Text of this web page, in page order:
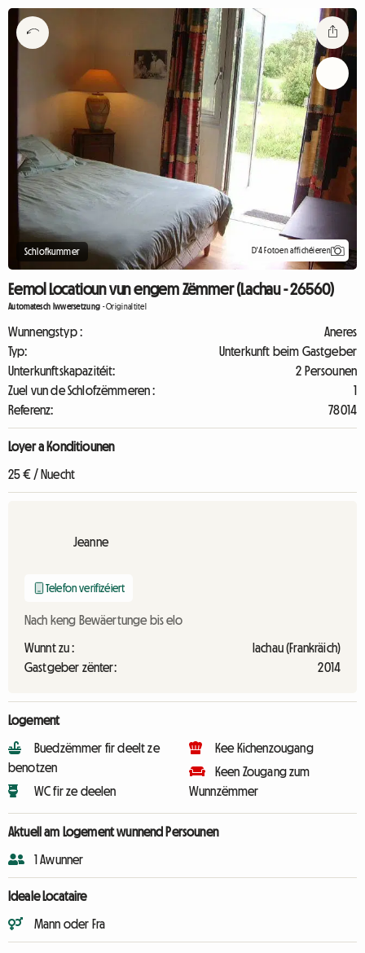
Schlofkummer D'4 Fotoen affichéieren
Eemol Locatioun vun engem Zëmmer (Lachau - 26560)
Automatesch Iwwersetzung -Originaltitel
Wunnengstyp :
Aneres
Typ:
Unterkunft beim Gastgeber
Unterkunftskapazitéit:
2 Persounen
Zuel vun de Schlofzëmmeren :
1
Referenz:
78014
Loyer a Konditiounen
25 € / Nuecht
Jeanne
Telefon verifizéiert
Nach keng Bewäertunge bis elo
Wunnt zu :
lachau (Frankräich)
Gastgeber zënter:
2014
Logement
Buedzëmmer fir deelt ze
benotzen
WC fir ze deelen
Kee Kichenzougang
Keen Zougang zum
Wunnzëmmer
Aktuell am Logement wunnend Persounen
1 Awunner
Ideale Locataire
Mann oder Fra